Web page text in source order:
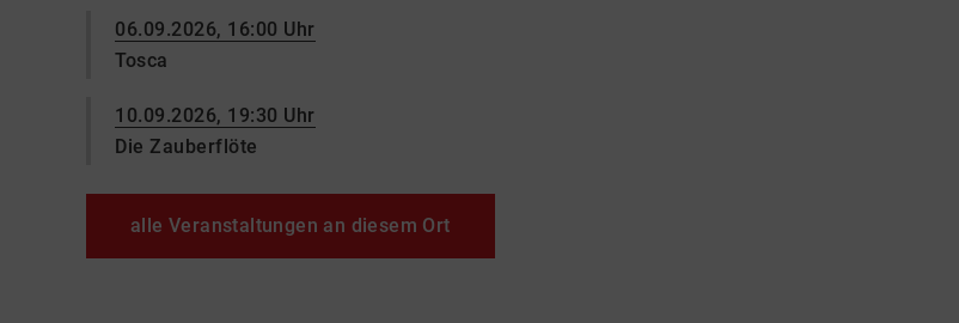
06.09.2026, 16:00 Uhr
Tosca
10.09.2026, 19:30 Uhr
Die Zauberflöte
alle Veranstaltungen an diesem Ort